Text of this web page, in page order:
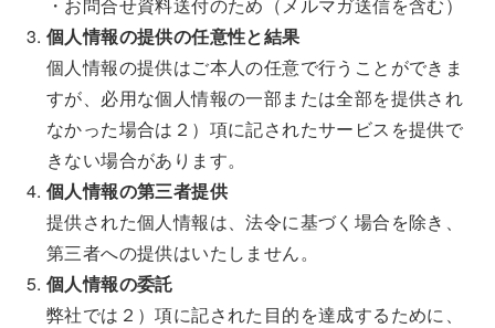
個人情報の提供の任意性と結果
個人情報の提供はご本人の任意で行うことができま
すが、必用な個人情報の一部または全部を提供され
なかった場合は２）項に記されたサービスを提供で
きない場合があります。
個人情報の第三者提供
提供された個人情報は、法令に基づく場合を除き、
第三者への提供はいたしません。
個人情報の委託
弊社では２）項に記された目的を達成するために、